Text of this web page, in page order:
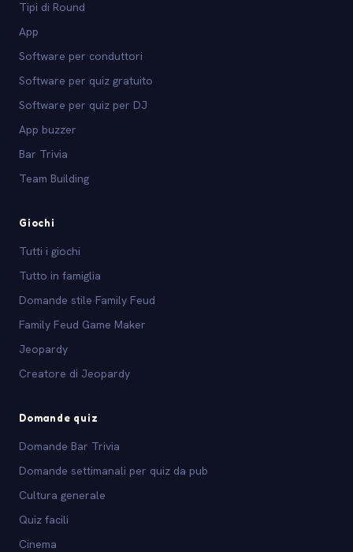
Tipi di Round
App
Software per conduttori
Software per quiz gratuito
Software per quiz per DJ
App buzzer
Bar Trivia
Team Building
Giochi
Tutti i giochi
Tutto in famiglia
Domande stile Family Feud
Family Feud Game Maker
Jeopardy
Creatore di Jeopardy
Domande quiz
Domande Bar Trivia
Domande settimanali per quiz da pub
Cultura generale
Quiz facili
Cinema